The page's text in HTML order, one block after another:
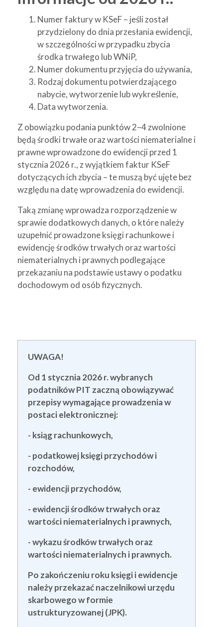
Numer faktury w KSeF – jeśli został
przydzielony do dnia przesłania ewidencji,
w szczególności w przypadku zbycia
środka trwałego lub WNiP,
Numer dokumentu przyjęcia do używania,
Rodzaj dokumentu potwierdzającego
nabycie, wytworzenie lub wykreślenie,
Data wytworzenia.
Z obowiązku podania punktów 2–4 zwolnione
będą środki trwałe oraz wartości niematerialne i
prawne wprowadzone do ewidencji przed 1
stycznia 2026 r., z wyjątkiem faktur KSeF
dotyczących ich zbycia – te muszą być ujęte bez
względu na datę wprowadzenia do ewidencji.
Taką zmianę wprowadza rozporządzenie w
sprawie dodatkowych danych, o które należy
uzupełnić prowadzone księgi rachunkowe i
ewidencję środków trwałych oraz wartości
niematerialnych i prawnych podlegające
przekazaniu na podstawie ustawy o podatku
dochodowym od osób fizycznych.
UWAGA!
Od 1 stycznia 2026 r. wybranych
podatników PIT zaczną obowiązywać
przepisy wymagające prowadzenia w
postaci elektronicznej:
- ksiąg rachunkowych,
- podatkowej księgi przychodów i
rozchodów,
- ewidencji przychodów,
- ewidencji środków trwałych oraz
wartości niematerialnych i prawnych,
- wykazu środków trwałych oraz
wartości niematerialnych i prawnych.
Po zakończeniu roku księgi i ewidencje
należy przekazać naczelnikowi urzędu
skarbowego w formie
ustrukturyzowanej (JPK).